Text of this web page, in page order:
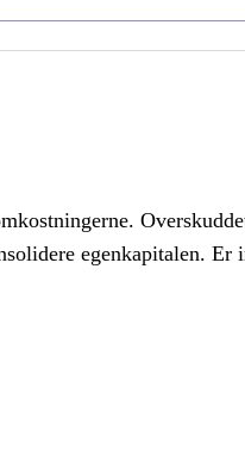
egenkapitalen. Er